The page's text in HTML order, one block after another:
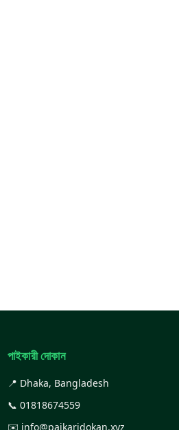
পাইকারী দোকান
📍 Dhaka, Bangladesh
📞 01818674559
✉️ info@paikaridokan.xyz